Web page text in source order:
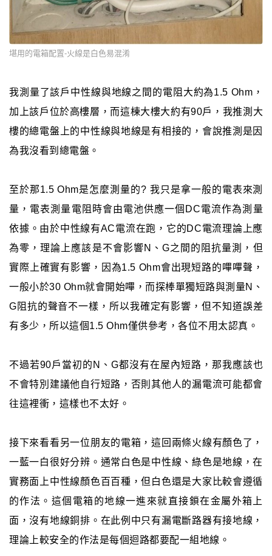
堪用的電箱配置-火線是白色易混淆
我測量了該戶中性線與地線之間的電阻大約為1.5 Ohm，
加上該戶位於高樓層，而這棟大樓大約有90戶，我推測大
樓的總電盤上的中性線與地線是有相接的，會說推測是因
為我沒看到總電盤。
至於那1.5 Ohm是怎麼測量的? 我只是拿一般的電表來測
量，電表測量電阻時會由電池供應一個DC電流作為測量
依據。由於中性線有AC電流在跑，它的DC電流理論上應
為零，理論上應該是不會影響N、G之間的阻抗量測，但
實際上確實有影響，因為1.5 Ohm會出現短路的嗶嗶聲，
一般小於30 Ohm就會開始嗶，而探棒單獨短路與測量N、
G阻抗的聲音不一樣，所以我確定有影響，但不知道誤差
有多少，所以這個1.5 Ohm僅供參考，各位不用太認真。
不過若90戶當初的N、G都沒有在屋內短路，那我應該也
不會特別建議他自行短路，否則其他人的漏電流可能都會
往這裡衝，這樣也不太好。
接下來看看另一位朋友的電箱，這回兩條火線有顏色了，
一藍一白很好分辨。通常白色是中性線、綠色是地線，在
實務面上中性線顏色百百種，但白色還是大家比較會遵循
的作法。這個電箱的地線一進來就直接鎖在金屬外箱上
面，沒有地線銅排。在此例中只有漏電斷路器有接地線，
理論上較安全的作法是每個迴路都要配一組地線。